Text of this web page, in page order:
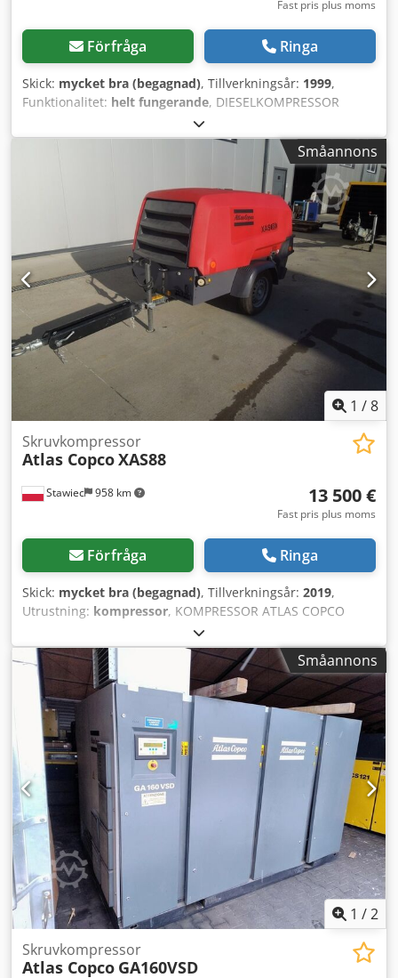
Fast pris plus moms
Förfråga Ringa
Skick: mycket bra (begagnad), Tillverkningsår: 1999,
Funktionalitet: helt fungerande, DIESELKOMPRESSOR
ATLAS COPCO XAS46DD efter service! Kompressorn är
registrerad i Polen. Tekniska data: kapacitet 2,60 m3/min;
arbetstryck 7 Bar; motor DEUTZ F2M1011; drifttid 1355h!
Kompressorn är fullt fungerande, klar för arbete, garanti.
Netto pris: 13 500 PLN. Brutto pris: 16 605 PLN. Dcodpfxex
Småannons
1 /8
Stawiec 958 km
Skruvkompressor
Atlas CopcoXAS88
13 500 €
Fast pris plus moms
Förfråga Ringa
Skick: mycket bra (begagnad), Tillverkningsår: 2019,
Utrustning: kompressor, KOMPRESSOR ATLAS COPCO
XAS88 5,2 m³ 2019 Dieselkompressor ATLAS COPCO XAS 88
efter full service Tekniska data: - Kapacitet: 5,20 m³/min -
Arbetstryck: 7 Bar - Tillverkningsår: 2019 - Motor: KUBOTA -
Drifttimmar: 1519 h Kompressorn är fullt fungerande Pris
exkl. moms: 58 800 PLN Dedpfordf Swox Al Rock Pris inkl.
moms: 72 324 PLN Nedan finns en länk till en video som
visar maskinens funktion.
Småannons
1 /2
Skruvkompressor
Atlas Copco GA160VSD